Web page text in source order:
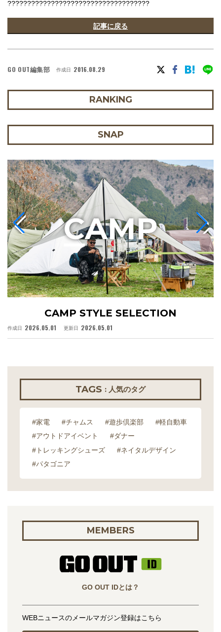
????????????????????????????????????
記事に戻る
GO OUT編集部 作成日 2016.08.29
RANKING
SNAP
CAMP STYLE SELECTION
作成日 2026.05.01 更新日 2026.05.01
CAMP
TAGS : 人気のタグ
#家電 #チャムス #遊歩倶楽部
#軽自動車
#アウトドアイベント
#ダナー
#トレッキングシューズ
#ネイタルデザイン
#パタゴニア
MEMBERS
GO OUT IDとは？
WEBニュースのメールマガジン登録はこちら